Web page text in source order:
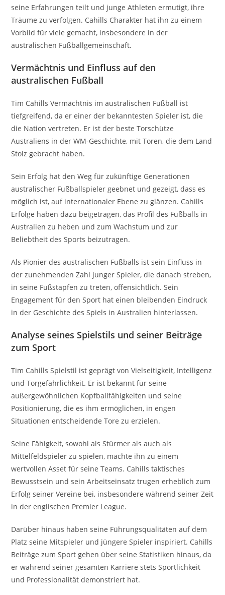
seine Erfahrungen teilt und junge Athleten ermutigt, ihre
Träume zu verfolgen. Cahills Charakter hat ihn zu einem
Vorbild für viele gemacht, insbesondere in der
australischen Fußballgemeinschaft.
Vermächtnis und Einfluss auf den
australischen Fußball
Tim Cahills Vermächtnis im australischen Fußball ist
tiefgreifend, da er einer der bekanntesten Spieler ist, die
die Nation vertreten. Er ist der beste Torschütze
Australiens in der WM-Geschichte, mit Toren, die dem Land
Stolz gebracht haben.
Sein Erfolg hat den Weg für zukünftige Generationen
australischer Fußballspieler geebnet und gezeigt, dass es
möglich ist, auf internationaler Ebene zu glänzen. Cahills
Erfolge haben dazu beigetragen, das Profil des Fußballs in
Australien zu heben und zum Wachstum und zur
Beliebtheit des Sports beizutragen.
Als Pionier des australischen Fußballs ist sein Einfluss in
der zunehmenden Zahl junger Spieler, die danach streben,
in seine Fußstapfen zu treten, offensichtlich. Sein
Engagement für den Sport hat einen bleibenden Eindruck
in der Geschichte des Spiels in Australien hinterlassen.
Analyse seines Spielstils und seiner Beiträge
zum Sport
Tim Cahills Spielstil ist geprägt von Vielseitigkeit, Intelligenz
und Torgefährlichkeit. Er ist bekannt für seine
außergewöhnlichen Kopfballfähigkeiten und seine
Positionierung, die es ihm ermöglichen, in engen
Situationen entscheidende Tore zu erzielen.
Seine Fähigkeit, sowohl als Stürmer als auch als
Mittelfeldspieler zu spielen, machte ihn zu einem
wertvollen Asset für seine Teams. Cahills taktisches
Bewusstsein und sein Arbeitseinsatz trugen erheblich zum
Erfolg seiner Vereine bei, insbesondere während seiner Zeit
in der englischen Premier League.
Darüber hinaus haben seine Führungsqualitäten auf dem
Platz seine Mitspieler und jüngere Spieler inspiriert. Cahills
Beiträge zum Sport gehen über seine Statistiken hinaus, da
er während seiner gesamten Karriere stets Sportlichkeit
und Professionalität demonstriert hat.